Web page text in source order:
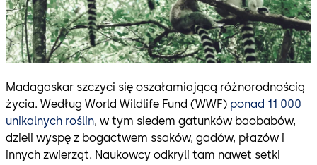
Madagaskar szczyci się oszałamiającą różnorodnością
życia. Według World Wildlife Fund (WWF) ponad 11 000
unikalnych roślin, w tym siedem gatunków baobabów,
dzieli wyspę z bogactwem ssaków, gadów, płazów i
innych zwierząt. Naukowcy odkryli tam nawet setki